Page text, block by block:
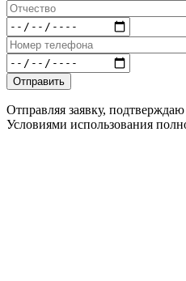
Отправляя заявку,
Условиями использования